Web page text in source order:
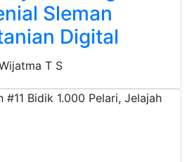
Sleman
Digital
T S